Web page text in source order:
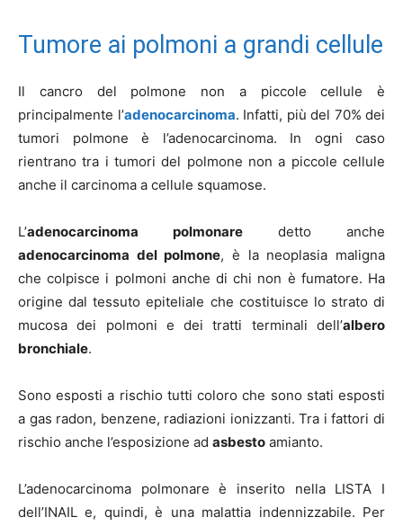
Tumore ai polmoni a grandi cellule
Il cancro del polmone non a piccole cellule è
principalmente l’adenocarcinoma. Infatti, più del 70% dei
tumori polmone è l’adenocarcinoma. In ogni caso
rientrano tra i tumori del polmone non a piccole cellule
anche il carcinoma a cellule squamose.
L’adenocarcinoma polmonare detto anche
adenocarcinoma del polmone, è la neoplasia maligna
che colpisce i polmoni anche di chi non è fumatore. Ha
origine dal tessuto epiteliale che costituisce lo strato di
mucosa dei polmoni e dei tratti terminali dell’albero
bronchiale.
Sono esposti a rischio tutti coloro che sono stati esposti
a gas radon, benzene, radiazioni ionizzanti. Tra i fattori di
rischio anche l’esposizione ad asbesto amianto.
L’adenocarcinoma polmonare è inserito nella LISTA I
dell’INAIL e, quindi, è una malattia indennizzabile. Per